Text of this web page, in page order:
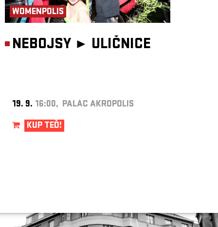
WOMENPOLIS
NEBOJSY ► ULIČNICE
19. 9. 16:00, PALÁC AKROPOLIS
KUP TEĎ!